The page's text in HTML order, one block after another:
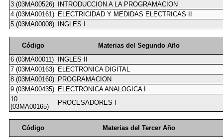
3 (03MA00526)
INTRODUCCION A LA PROGRAMACION
4 (03MA00161) ELECTRICIDAD Y MEDIDAS ELECTRICAS II
5 (03MA00008)
INGLES I
Código
Materias del Segundo Año
6 (03MA00011)
INGLES II
7 (03MA00163) ELECTRONICA DIGITAL
8 (03MA00160) PROGRAMACION
9 (03MA00435) ELECTRONICA ANALOGICA I
10
(03MA00165)
PROCESADORES I
Código
Materias del Tercer Año